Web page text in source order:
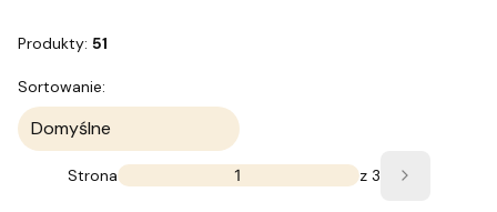
Produkty: 51
Lista produktów
Sortowanie:
Domyślne
Strona z 3